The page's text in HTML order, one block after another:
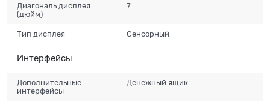
Диагональ дисплея
(дюйм)
7
Тип дисплея Сенсорный
Интерфейсы
Дополнительные
интерфейсы
Денежный ящик